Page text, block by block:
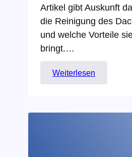
Artikel gibt Auskunft
die Reinigung des
und welche Vorteile
bringt.…
Weiterlesen
Wann